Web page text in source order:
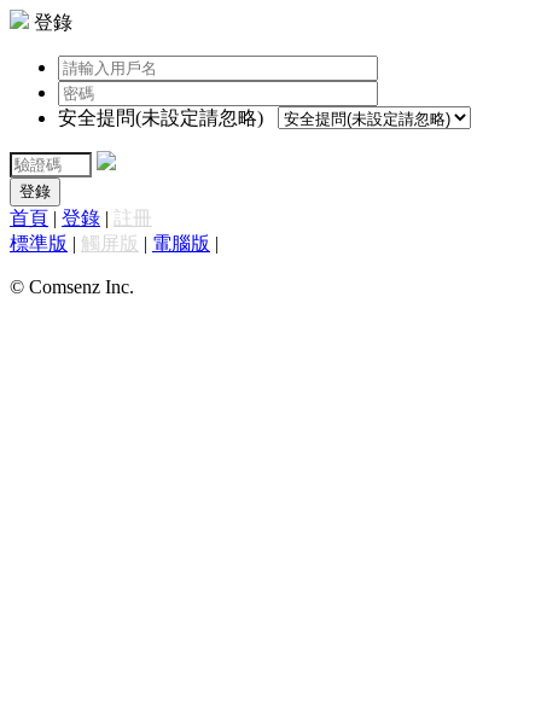
登錄
安全提問(未設定請忽略)
登錄
首頁 | 登錄 | 註冊
標準版 | 觸屏版 | 電腦版 |
© Comsenz Inc.